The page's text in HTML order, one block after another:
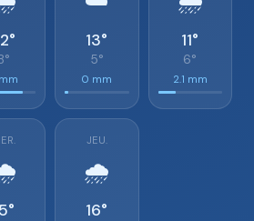
13°
5°
0 mm
11°
6°
2.1 mm
JEU.
🌧️
16°